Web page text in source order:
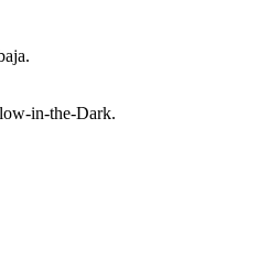
in-the-Dark.